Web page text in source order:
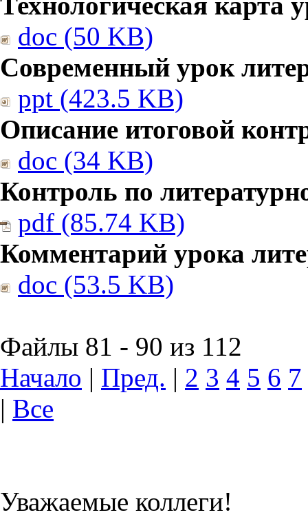
doc (50 KB)
Современный урок
ppt (423.5 KB)
Описание итоговой
doc (34 KB)
Контроль по
pdf (85.74 KB)
Комментарий урока
doc (53.5 KB)
Файлы 81 - 90 из 112
Начало | Пред. | 2 3 4 5 6 7
| Все
Уважаемые коллеги!